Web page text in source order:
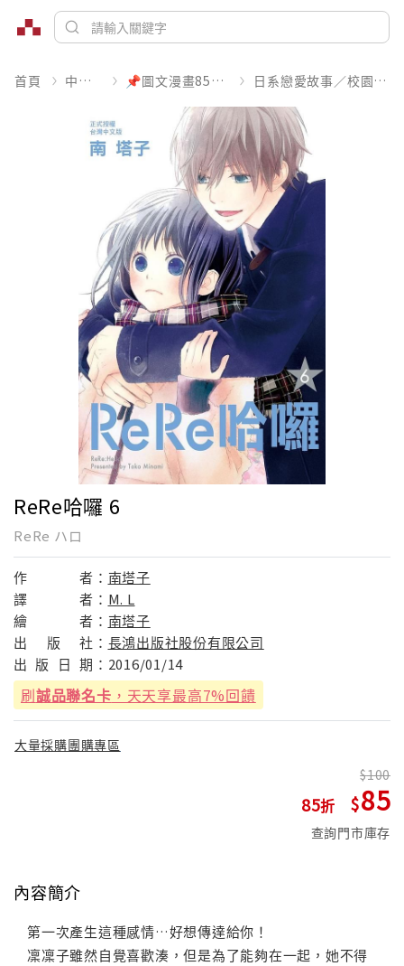
首頁 中文書 📌圖文漫畫85折起 日系戀愛故事／校園青春
ReRe哈囉 6
ReRe ハロ
作 者： 南塔子
譯
者： M. L
繪
者： 南塔子
出
版 社： 長鴻出版社股份有限公司
出 版 日 期： 2016/01/14
刷誠品聯名卡 ，天天享最高7%回饋
大量採購團購專區
85
100
85
查詢門市庫存
內容簡介
第一次產生這種感情…好想傳達給你！
凜凜子雖然自覺喜歡湊，但是為了能夠在一起，她不得